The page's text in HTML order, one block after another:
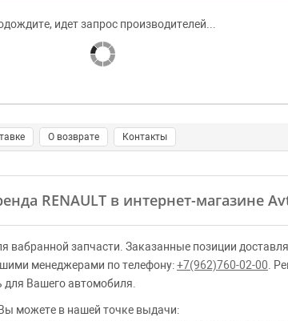
идет запрос производителей...
О возврате Контакты
RENAULT в интернет-магазине
запчасти. Заказанные позиции
менеджерами по телефону:+7(962)760-02-00 .
для Вашего автомобиля.
можете в нашей точке выдачи: